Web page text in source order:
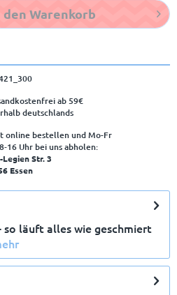
den Warenkorb
ab 59€
deutschlands
online bestellen und Mo-Fr
Uhr bei uns abholen:
Legien Str. 3
Essen
läuft alles wie geschmiert